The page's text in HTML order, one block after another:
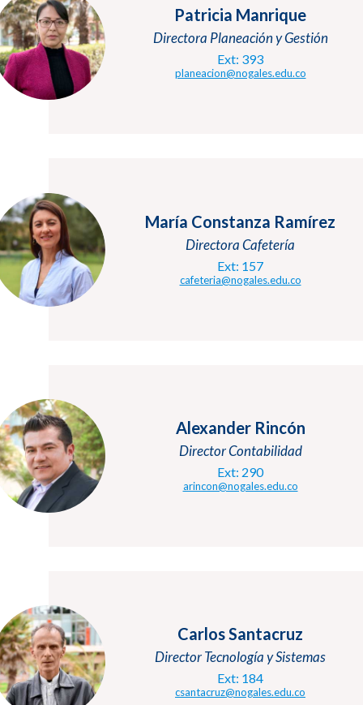
Patricia Manrique
Directora Planeación y Gestión
Ext: 393
planeacion@nogales.edu.co
María Constanza Ramírez
Directora Cafetería
Ext: 157
cafeteria@nogales.edu.co
Alexander Rincón
Director Contabilidad
Ext: 290
arincon@nogales.edu.co
Carlos Santacruz
Director Tecnología y Sistemas
Ext: 184
csantacruz@nogales.edu.co